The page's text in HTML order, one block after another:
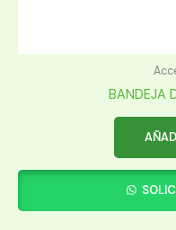
BANDEJA